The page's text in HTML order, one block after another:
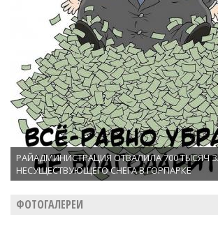
РАЙАДМИНИСТРАЦИЯ ОТВАЛИЛА 700 ТЫСЯЧ
НЕСУЩЕСТВУЮЩЕГО СНЕГА В ГОРПАРКЕ
ФОТОГАЛЕРЕИ